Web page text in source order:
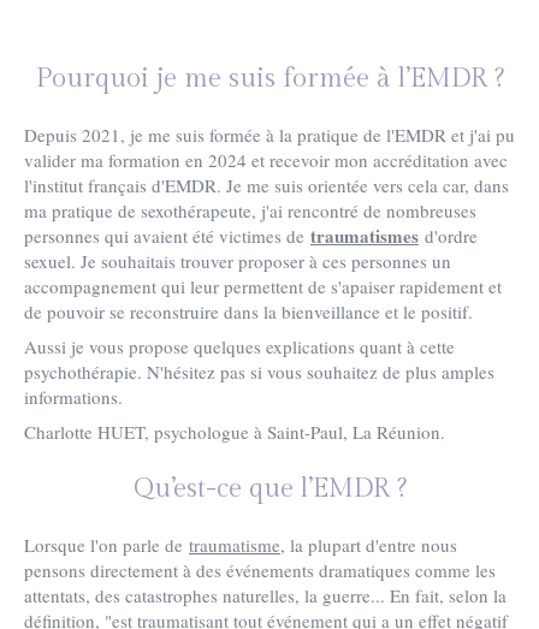
Pourquoi je me suis formée à l’EMDR ?
Depuis 2021, je me suis formée à la pratique de l'EMDR et j'ai pu
valider ma formation en 2024 et recevoir mon accréditation avec
l'institut français d'EMDR. Je me suis orientée vers cela car, dans
ma pratique de sexothérapeute, j'ai rencontré de nombreuses
personnes qui avaient été victimes de traumatismes d'ordre
sexuel. Je souhaitais trouver proposer à ces personnes un
accompagnement qui leur permettent de s'apaiser rapidement et
de pouvoir se reconstruire dans la bienveillance et le positif.
Aussi je vous propose quelques explications quant à cette
psychothérapie. N'hésitez pas si vous souhaitez de plus amples
informations.
Charlotte HUET, psychologue à Saint-Paul, La Réunion.
Qu’est-ce que l’EMDR ?
Lorsque l'on parle de traumatisme, la plupart d'entre nous
pensons directement à des événements dramatiques comme les
attentats, des catastrophes naturelles, la guerre... En fait, selon la
définition, "est traumatisant tout événement qui a un effet négatif